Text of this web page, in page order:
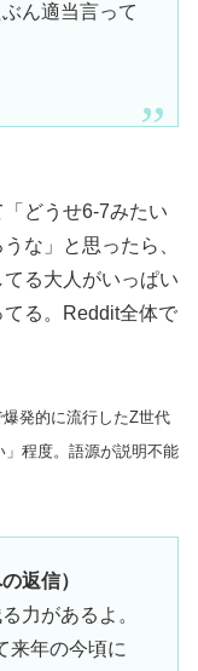
ん適当言って
どうせ6-7みたい
な」と思ったら、
る大人がいっぱい
る。Reddit全体で
発的に流行したZ世代
程度。語源が説明不能
返信）
力があるよ。
来年の今頃に